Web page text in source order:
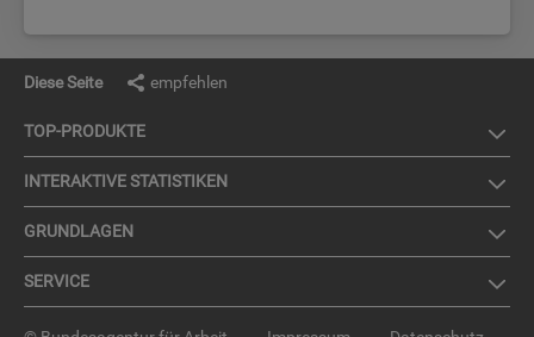
Diese Seite empfehlen
TOP-PRO­DUK­TE
IN­TER­AK­TI­VE STA­TIS­TI­KEN
GRUND­LA­GEN
SER­VICE